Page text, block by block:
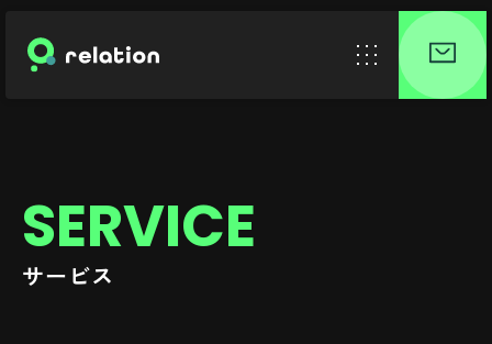
サービス
SERVICE